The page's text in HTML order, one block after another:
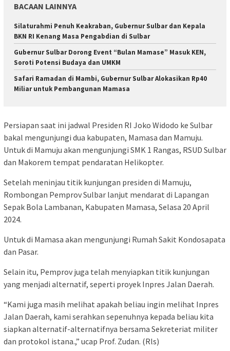
BACAAN LAINNYA
Silaturahmi Penuh Keakraban, Gubernur Sulbar dan Kepala
BKN RI Kenang Masa Pengabdian di Sulbar
Gubernur Sulbar Dorong Event “Bulan Mamase” Masuk KEN,
Soroti Potensi Budaya dan UMKM
Safari Ramadan di Mambi, Gubernur Sulbar Alokasikan Rp40
Miliar untuk Pembangunan Mamasa
Persiapan saat ini jadwal Presiden RI Joko Widodo ke Sulbar
bakal mengunjungi dua kabupaten, Mamasa dan Mamuju.
Untuk di Mamuju akan mengunjungi SMK 1 Rangas, RSUD Sulbar
dan Makorem tempat pendaratan Helikopter.
Setelah meninjau titik kunjungan presiden di Mamuju,
Rombongan Pemprov Sulbar lanjut mendarat di Lapangan
Sepak Bola Lambanan, Kabupaten Mamasa, Selasa 20 April
2024.
Untuk di Mamasa akan mengunjungi Rumah Sakit Kondosapata
dan Pasar.
Selain itu, Pemprov juga telah menyiapkan titik kunjungan
yang menjadi alternatif, seperti proyek Inpres Jalan Daerah.
“Kami juga masih melihat apakah beliau ingin melihat Inpres
Jalan Daerah, kami serahkan sepenuhnya kepada beliau kita
siapkan alternatif-alternatifnya bersama Sekreteriat militer
dan protokol istana.,” ucap Prof. Zudan. (Rls)